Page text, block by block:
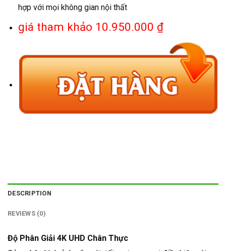
hợp với mọi không gian nội thất
giá tham khảo 10.950.000 ₫
DESCRIPTION
REVIEWS (0)
Độ Phân Giải 4K UHD Chân Thực